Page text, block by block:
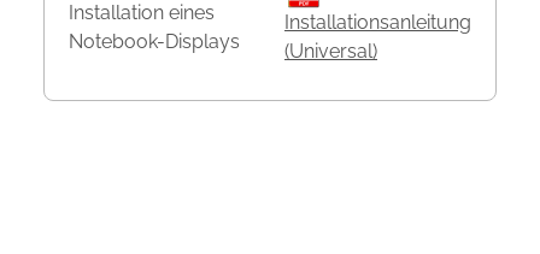
Installation eines
Notebook-Displays
Installationsanleitung
(Universal)